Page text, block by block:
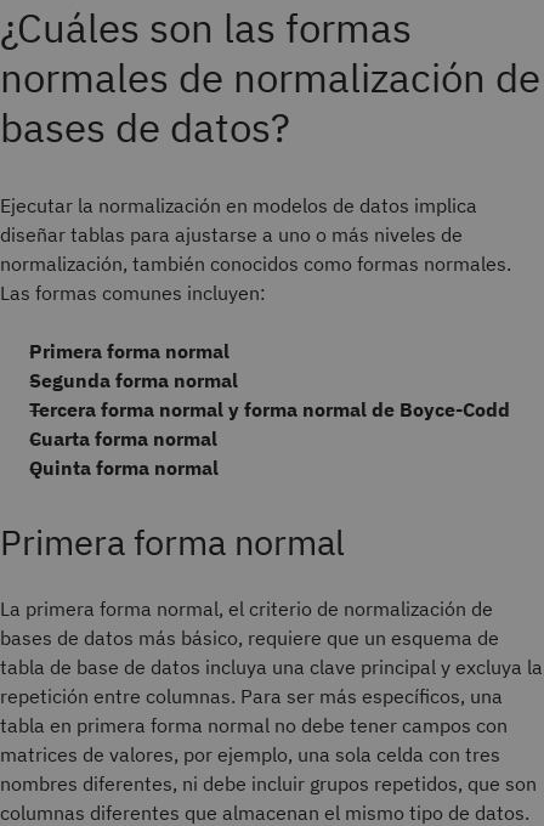
¿Cuáles son las formas
normales de normalización de
bases de datos?
Ejecutar la normalización en modelos de datos implica
diseñar tablas para ajustarse a uno o más niveles de
normalización, también conocidos como formas normales.
Las formas comunes incluyen:
Primera forma normal
Segunda forma normal
Tercera forma normal y forma normal de Boyce-Codd
Cuarta forma normal
Quinta forma normal
Primera forma normal
La primera forma normal, el criterio de normalización de
bases de datos más básico, requiere que un esquema de
tabla de base de datos incluya una clave principal y excluya la
repetición entre columnas. Para ser más específicos, una
tabla en primera forma normal no debe tener campos con
matrices de valores, por ejemplo, una sola celda con tres
nombres diferentes, ni debe incluir grupos repetidos, que son
columnas diferentes que almacenan el mismo tipo de datos.